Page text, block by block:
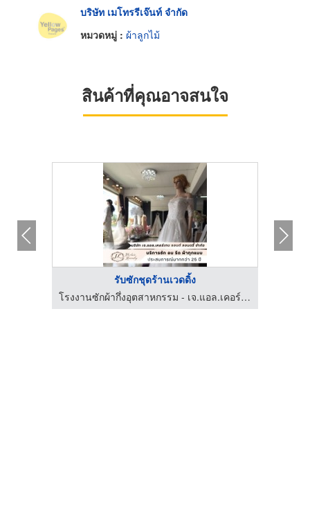
บริษัท เมโทรรีเจ๊นท์ จำกัด
หมวดหมู่ : ผ้าลูกไม้
สินค้าที่คุณอาจสนใจ
รับซักชุดร้านเวดดิ้ง
โรงงานซักผ้ากึ่งอุตสาหกรรม - เจ.แอล.เคอร์เทน แอนด์ ลอนดรี้